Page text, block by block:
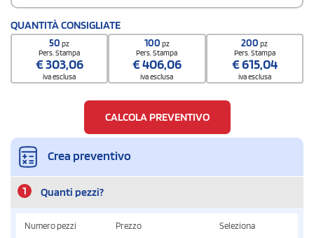
QUANTITÀ CONSIGLIATE
50pz
Pers. Stampa
€303,06
iva esclusa
100 pz
Pers. Stampa
€406,06
iva esclusa
200pz
Pers. Stampa
€615,04
iva esclusa
CALCOLA PREVENTIVO
Crea preventivo
1 Quanti pezzi?
Numero pezzi Prezzo Seleziona